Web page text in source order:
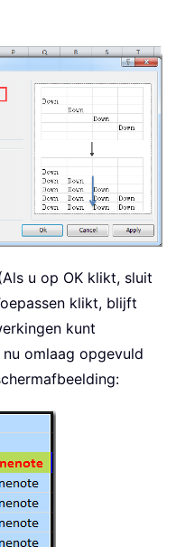
u op OK klikt, sluit
klikt, blijft
kunt
omlaag opgevuld